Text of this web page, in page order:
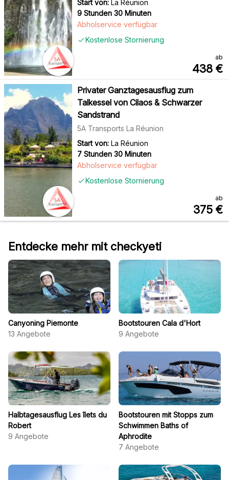
Start von: La Réunion
9 Stunden 30 Minuten
Kostenlose Stornierung
Abholservice verfügbar
ab
438 €
Privater Ganztagesausflug zum
Talkessel von Cilaos & Schwarzer
Sandstrand
5A Transports La Réunion
Start von: La Réunion
7 Stunden 30 Minuten
Kostenlose Stornierung
Abholservice verfügbar
ab
375 €
Entdecke mehr mit checkyeti
Canyoning Piemonte
13 Angebote
Bootstouren Cala d'Hort
9 Angebote
Halbtagesausflug Les îlets du
Robert
9 Angebote
Bootstouren mit Stopps zum
Schwimmen Baths of
Aphrodite
7 Angebote